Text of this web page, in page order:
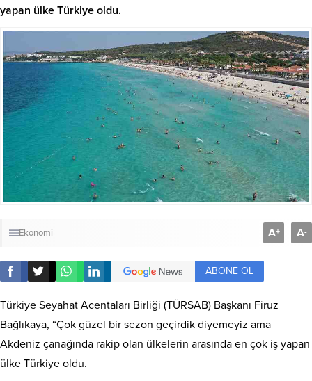
yapan ülke Türkiye oldu.
Ekonomi A+ A-
ABONE OL
Türkiye Seyahat Acentaları Birliği (TÜRSAB) Başkanı Firuz
Bağlıkaya, “Çok güzel bir sezon geçirdik diyemeyiz ama
Akdeniz çanağında rakip olan ülkelerin arasında en çok iş yapan
ülke Türkiye oldu.